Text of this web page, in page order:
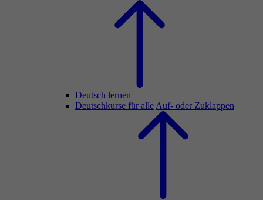
Deutsch lernen
Deutschkurse für alle Auf- oder Zuklappen